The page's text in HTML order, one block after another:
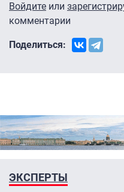
Войдите или
комментарии
Поделиться:
ЭКСПЕРТЫ